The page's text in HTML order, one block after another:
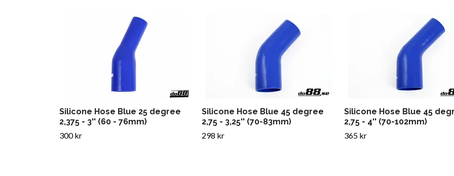
Silicone Hose Blue 25 degree
2,375 - 3'' (60 - 76mm)
300 kr
Silicone Hose Blue 45 degree
2,75 - 3,25'' (70-83mm)
298 kr
Silicone Hose Blue 45
2,75 - 4'' (70-102mm)
365 kr